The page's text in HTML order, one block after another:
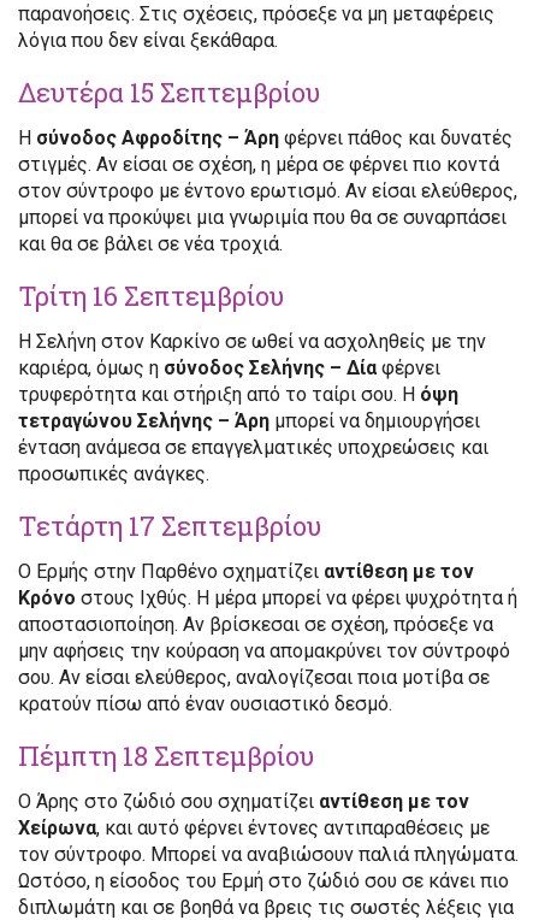
παρανοήσεις. Στις σχέσεις, πρόσεξε να μη μεταφέρεις
λόγια που δεν είναι ξεκάθαρα.
Δευτέρα 15 Σεπτεμβρίου
Η σύνοδος Αφροδίτης – Άρη φέρνει πάθος και δυνατές
στιγμές. Αν είσαι σε σχέση, η μέρα σε φέρνει πιο κοντά
στον σύντροφο με έντονο ερωτισμό. Αν είσαι ελεύθερος,
μπορεί να προκύψει μια γνωριμία που θα σε συναρπάσει
και θα σε βάλει σε νέα τροχιά.
Τρίτη 16 Σεπτεμβρίου
Η Σελήνη στον Καρκίνο σε ωθεί να ασχοληθείς με την
καριέρα, όμως η σύνοδος Σελήνης – Δίαφέρνει
τρυφερότητα και στήριξη από το ταίρι σου. Η όψη
τετραγώνου Σελήνης – Άρη μπορεί να δημιουργήσει
ένταση ανάμεσα σε επαγγελματικές υποχρεώσεις και
προσωπικές ανάγκες.
Τετάρτη 17 Σεπτεμβρίου
Ο Ερμής στην Παρθένο σχηματίζει αντίθεση με τον
Κρόνο στους Ιχθύς. Η μέρα μπορεί να φέρει ψυχρότητα ή
αποστασιοποίηση. Αν βρίσκεσαι σε σχέση, πρόσεξε να
μην αφήσεις την κούραση να απομακρύνει τον σύντροφό
σου. Αν είσαι ελεύθερος, αναλογίζεσαι ποια μοτίβα σε
κρατούν πίσω από έναν ουσιαστικό δεσμό.
Πέμπτη 18 Σεπτεμβρίου
Ο Άρης στο ζώδιό σου σχηματίζει αντίθεση με τον
Χείρωνα, και αυτό φέρνει έντονες αντιπαραθέσεις με
τον σύντροφο. Μπορεί να αναβιώσουν παλιά πληγώματα.
Ωστόσο, η είσοδος του Ερμή στο ζώδιό σου σε κάνει πιο
διπλωμάτη και σε βοηθά να βρεις τις σωστές λέξεις για